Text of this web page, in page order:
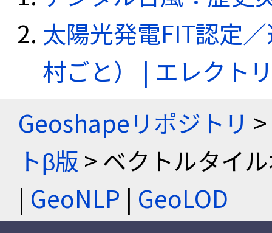
太陽光発電FIT認定
村ごと） | エレクト
Geoshapeリポジトリ >
トβ版 > ベクトルタイ
| GeoNLP | GeoLOD